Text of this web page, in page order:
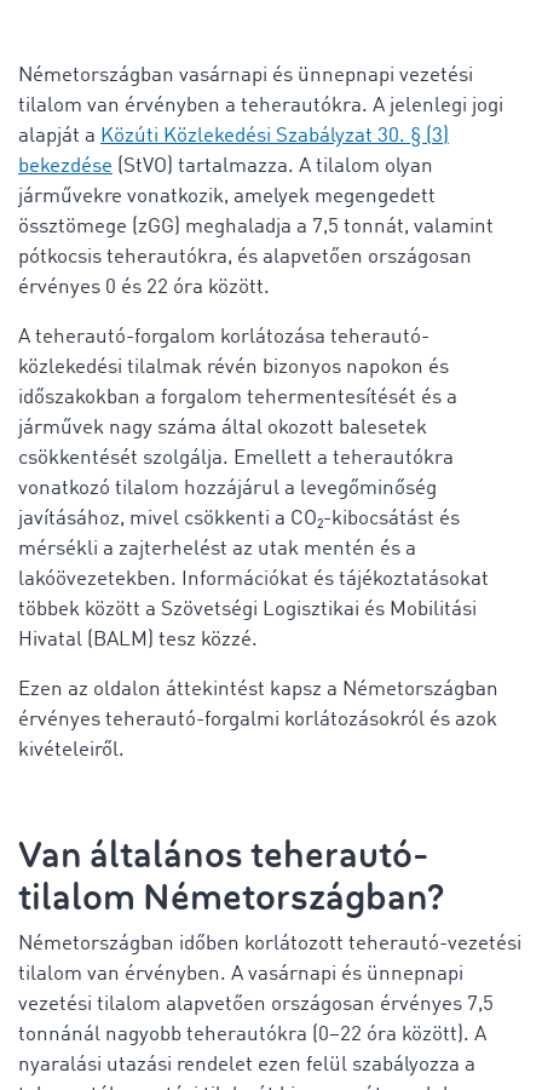
Németországban vasárnapi és ünnepnapi vezetési
tilalom van érvényben a teherautókra. A jelenlegi jogi
alapját a Közúti Közlekedési Szabályzat 30. § (3)
bekezdése (StVO) tartalmazza. A tilalom olyan
járművekre vonatkozik, amelyek megengedett
össztömege ( zGG ) meghaladja a 7,5 tonnát, valamint
pótkocsis teherautókra, és alapvetően országosan
érvényes 0 és 22 óra között.
A teherautó-forgalom korlátozása teherautó-
közlekedési tilalmak révén bizonyos napokon és
időszakokban a forgalom tehermentesítését és a
járművek nagy száma által okozott balesetek
csökkentését szolgálja. Emellett a teherautókra
vonatkozó tilalom hozzájárul a levegőminőség
javításához, mivel csökkenti a CO₂-kibocsátást és
mérsékli a zajterhelést az utak mentén és a
lakóövezetekben. Információkat és tájékoztatásokat
többek között a Szövetségi Logisztikai és Mobilitási
Hivatal (BALM) tesz közzé.
Ezen az oldalon áttekintést kapsz a Németországban
érvényes teherautó-forgalmi korlátozásokról és azok
kivételeiről.
Van általános teherautó-
tilalom Németországban?
Németországban időben korlátozott teherautó-vezetési
tilalom van érvényben. A vasárnapi és ünnepnapi
vezetési tilalom alapvetően országosan érvényes 7,5
tonnánál nagyobb teherautókra (0–22 óra között). A
nyaralási utazási rendelet ezen felül szabályozza a